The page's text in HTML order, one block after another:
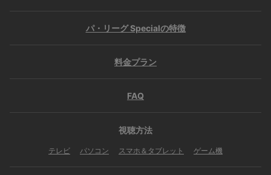
パ・リーグ Specialの特徴
料金プラン
FAQ
視聴方法
テレビ パソコン スマホ＆タブレット ゲーム機